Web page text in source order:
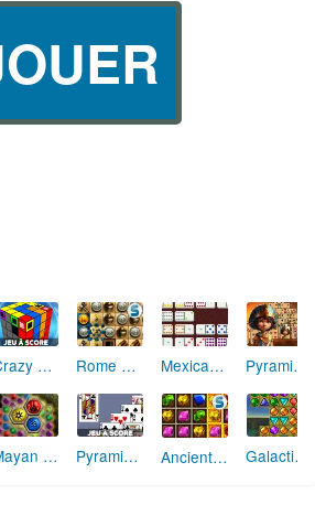
Crazy Cube Rome Puzzle Mexican Dominos Pyramid Solitaire Ancient Egypt
Mayan Caves Pyramide Solitaire Ancient Maya Treasures Galactic Gems 2 (level pack)